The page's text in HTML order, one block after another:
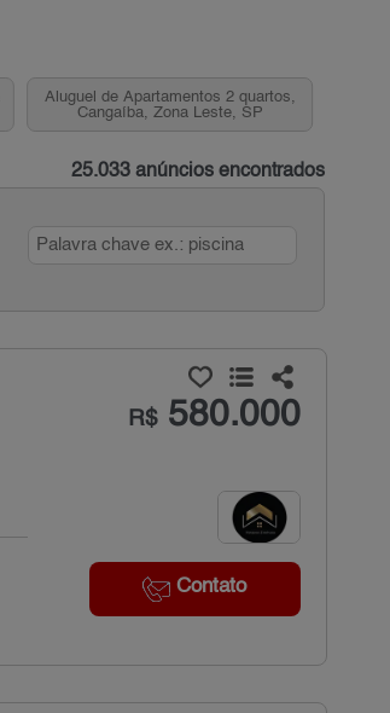
Aluguel de Apartamentos 2 quartos,
Cangaíba, Zona Leste, SP
25.033 anúncios encontrados
R$580.000
Contato